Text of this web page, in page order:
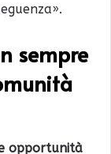
sempre
opportunità